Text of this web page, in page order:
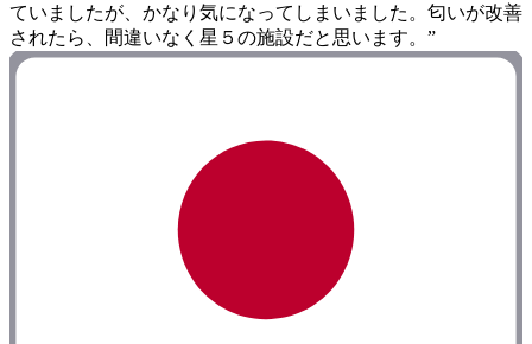
ていましたが、かなり気になってしまいました。匂いが改善
されたら、間違いなく星５の施設だと思います。”